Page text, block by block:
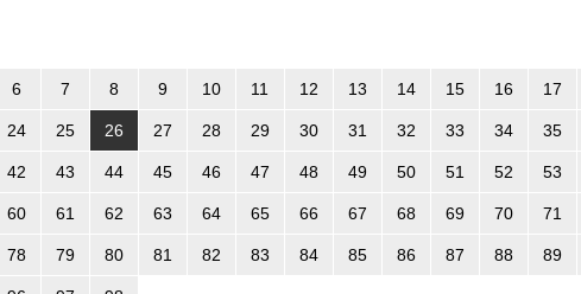
6 7 8 9 10 11 12 13 14 15 16 17
24 25 26 27 28 29 30 31 32 33 34 35
42 43 44 45 46 47 48 49 50 51 52 53
60 61 62 63 64 65 66 67 68 69 70 71
78 79 80 81 82 83 84 85 86 87 88 89